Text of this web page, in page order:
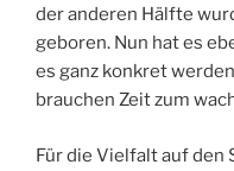
der anderen Hälfte
geboren. Nun hat es
es ganz konkret
brauchen Zeit zum
Für die Vielfalt auf den